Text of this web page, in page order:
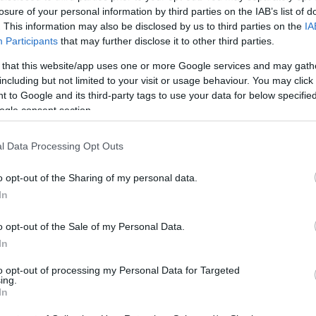
of your personal information by third parties on the IAB’s list of
This information may also be disclosed by us to third parties on the
Participants that may further disclose it to other third parties.
that this website/app uses one or more Google services and may
but not limited to your visit or usage behaviour. You may
to Google and its third-party tags to use your data for below
consent section.
Data Processing Opt Outs
opt-out of the Sharing of my personal data.
opt-out of the Sale of my Personal Data.
opt-out of processing my Personal Data for Targeted
miatt emelt vádat egy férfi ellen,
vitte el a bevételt.
forrásként a Google Keresőben!